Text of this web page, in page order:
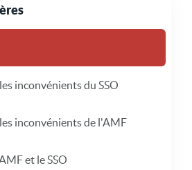
inconvénients du SSO
inconvénients de l'AMF
et le SSO